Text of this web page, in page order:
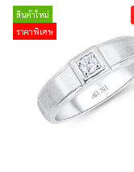
สินค้าใหม่
ราคาพิเศษ